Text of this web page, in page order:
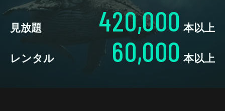
見放題 420,000 本以上
レンタル 60,000 本以上